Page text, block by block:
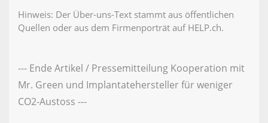
Hinweis: Der Über-uns-Text stammt aus öffentlichen
Quellen oder aus dem Firmenporträt auf HELP.ch.
--- Ende Artikel / Pressemitteilung Kooperation mit
Mr. Green und Implantatehersteller für weniger
CO2-Austoss ---